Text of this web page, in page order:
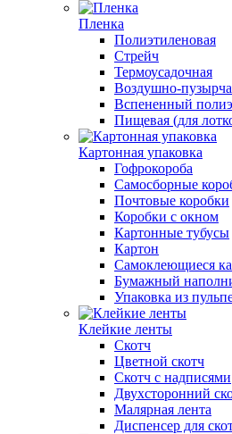
Пленка
Полиэтиленовая
Стрейч
Термоусадочная
Воздушно-
Вспененный
Пищевая (для
Картонная упаковка
Гофрокороба
Самосборные
Почтовые коробки
Коробки с окном
Картонные тубусы
Картон
Самоклеющиеся
Бумажный
Упаковка из
Клейкие ленты
Скотч
Цветной скотч
Скотч с надписями
Двухсторонний
Малярная лента
Диспенсер для